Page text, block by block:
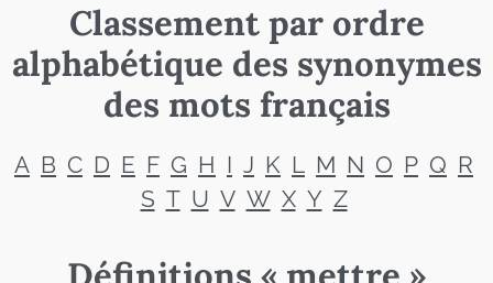
Classement par ordre
alphabétique des synonymes
des mots français
A B C D E F G H I J K L M N O P Q R
S T U V W X Y Z